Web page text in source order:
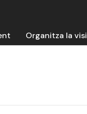
Organitza la